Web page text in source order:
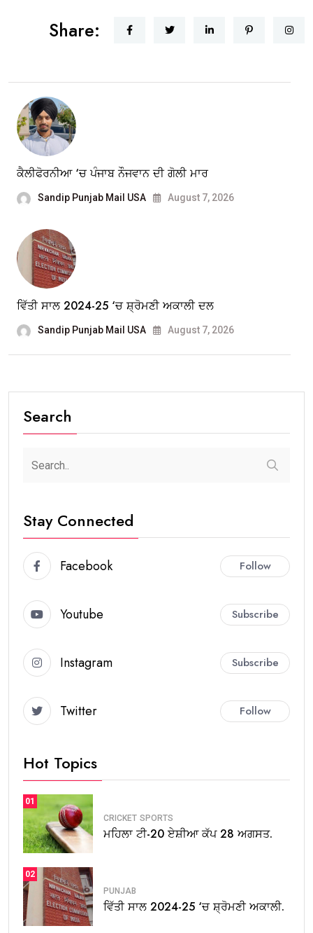
Share:
ਕੈਲੀਫੋਰਨੀਆ ‘ਚ ਪੰਜਾਬ ਨੌਜਵਾਨ ਦੀ ਗੋਲੀ ਮਾਰ
Sandip Punjab Mail USA August 7, 2026
ਵਿੱਤੀ ਸਾਲ 2024-25 ‘ਚ ਸ਼੍ਰੋਮਣੀ ਅਕਾਲੀ ਦਲ
Sandip Punjab Mail USA August 7, 2026
Search
Stay Connected
Facebook Follow
Youtube Subscribe
Instagram Subscribe
Twitter Follow
Hot Topics
01
CRICKET SPORTS
ਮਹਿਲਾ ਟੀ-20 ਏਸ਼ੀਆ ਕੱਪ 28 ਅਗਸਤ.
02
PUNJAB
ਵਿੱਤੀ ਸਾਲ 2024-25 ‘ਚ ਸ਼੍ਰੋਮਣੀ ਅਕਾਲੀ.